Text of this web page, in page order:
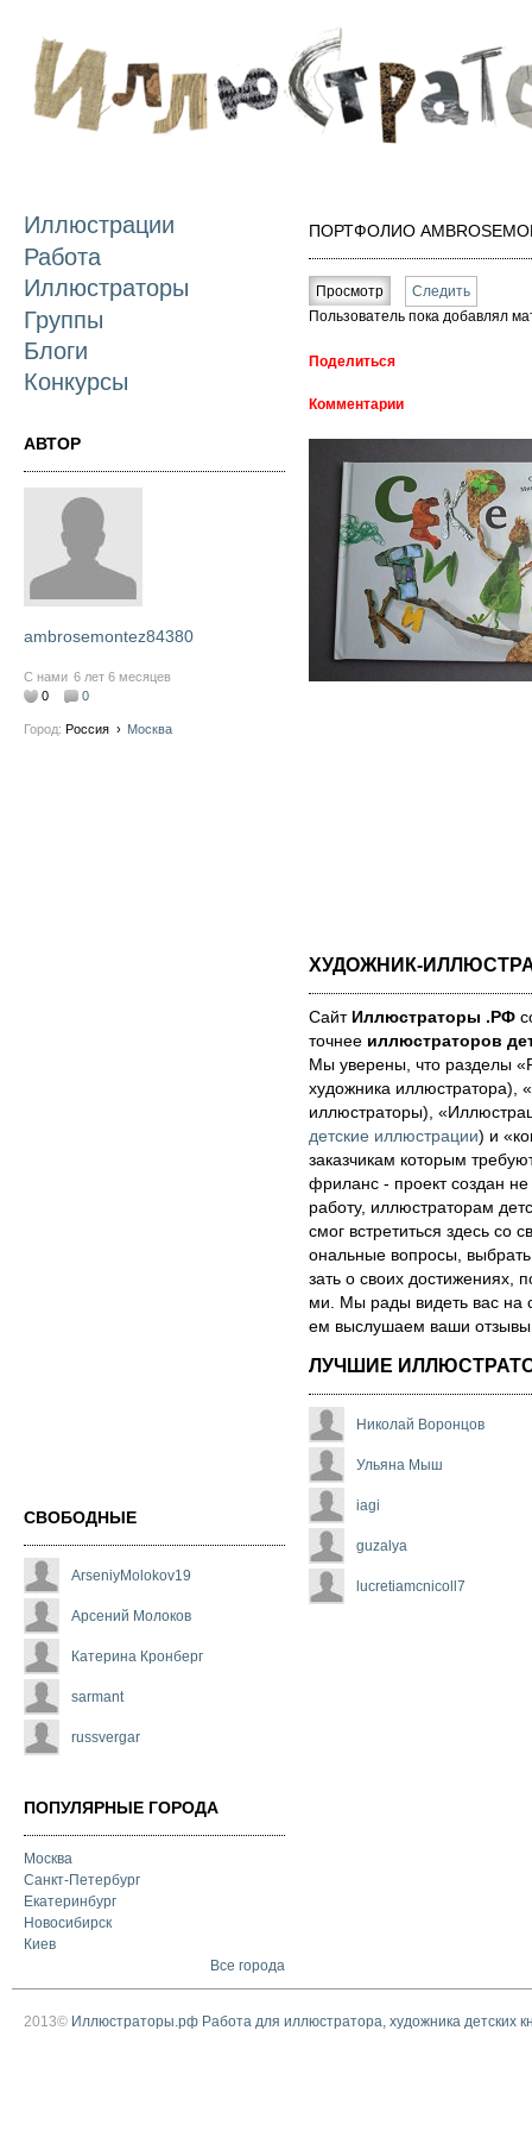
Иллюстрации
Работа
Иллюстраторы
Группы
Блоги
Конкурсы
АВТОР
ambrosemontez84380
С нами 6 лет 6 месяцев
0
0
Город: Россия › Москва
СВОБОДНЫЕ
ArseniyMolokov19
Арсений Молоков
Катерина Кронберг
sarmant
russvergar
ПОПУЛЯРНЫЕ ГОРОДА
Москва
Санкт-Петербург
Екатеринбург
Новосибирск
Киев
Все города
ПОРТФОЛИО
Главные вкладки
Просмотр (активная вкладка)
Следить
Пользователь пока добавлял
Поделиться
Комментарии
ХУДОЖНИК-
Сайт Иллюстраторы .РФ
точнее иллюстраторов
Мы уве­ре­ны, что раз­де­лы
художника иллюстратора),
иллюстраторы),
детские иллюстрации) и
за­каз­чи­кам которым
фри­ланс - про­ект соз­дан
ра­бо­ту, иллюстраторам
смог встре­тить­ся здесь со
ональ­ные воп­ро­сы,
зать о сво­их
ми. Мы рады ви­деть вас на
ем выс­лу­ша­ем ва­ши от­зы­вы
ЛУЧШИЕ
Николай Воронцов
Ульяна Мыш
iagi
guzalya
lucretiamcnicoll7
2013© Иллюстраторы.рф Работа для иллюстратора, художника детских